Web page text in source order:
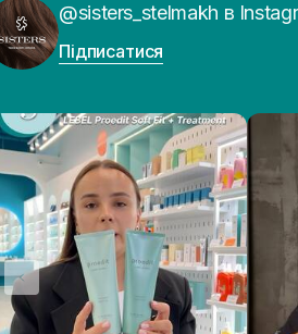
@sisters_stelmakh в
Підписатися